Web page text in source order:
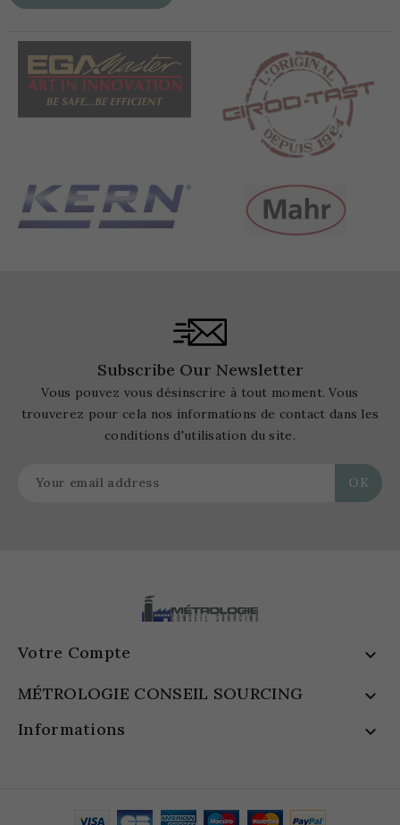
Subscribe Our Newsletter
Vous pouvez vous désinscrire à tout moment. Vous
trouverez pour cela nos informations de contact dans les
conditions d'utilisation du site.
Votre Compte 
MÉTROLOGIE CONSEIL SOURCING 
Informations 